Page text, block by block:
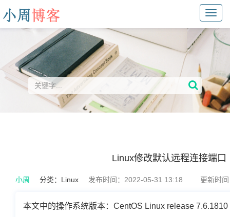
Linux修改默认远程连接端
小周 分类： Linux 发布时间：2022-05-31 13:18 更新时
本文中的操作系统版本：CentOS Linux release 7.6.1810